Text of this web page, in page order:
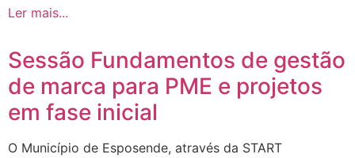
Ler mais...
Sessão Fundamentos de gestão
de marca para PME e projetos
em fase inicial
O Município de Esposende, através da START